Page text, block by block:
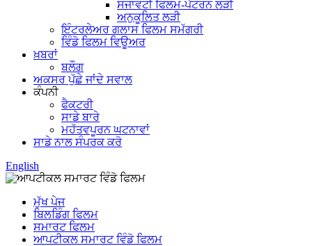
ਸਜਾਵਟੀ ਫਿਲਮ-ਪੈਟਰਨ ਲੜੀ
ਅਨੁਕੂਲਿਤ ਲੜੀ
ਇੰਟਰਲੇਅਰ ਗਲਾਸ ਫਿਲਮ ਸਮੱਗਰੀ
ਵਿੰਡੋ ਫਿਲਮ ਵਿਊਅਰ
ਖ਼ਬਰਾਂ
ਬਲੌਗ
ਅਕਸਰ ਪੁੱਛੇ ਜਾਂਦੇ ਸਵਾਲ
ਕੰਪਨੀ
ਫੈਕਟਰੀ
ਸਾਡੇ ਬਾਰੇ
ਮਹੱਤਵਪੂਰਨ ਘਟਨਾਵਾਂ
ਸਾਡੇ ਨਾਲ ਸੰਪਰਕ ਕਰੋ
English
ਮੁੱਖ ਪੇਜ
ਬਿਲਡਿੰਗ ਫਿਲਮ
ਸਮਾਰਟ ਫਿਲਮ
ਆਪਟੀਕਲ ਸਮਾਰਟ ਵਿੰਡੋ ਫਿਲਮ